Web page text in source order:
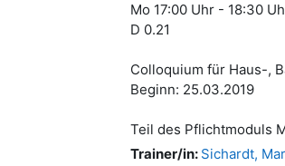
Mo 17:00 Uhr - 18:30
D 0.21
Colloquium für Haus-,
Beginn: 25.03.2019
Teil des Pflichtmoduls
Trainer/in: Sichardt,